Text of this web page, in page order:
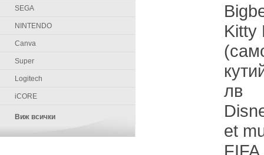
SEGA
NINTENDO
Canva
Super
Logitech
iCORE
Виж всички
Kitty
лв
et